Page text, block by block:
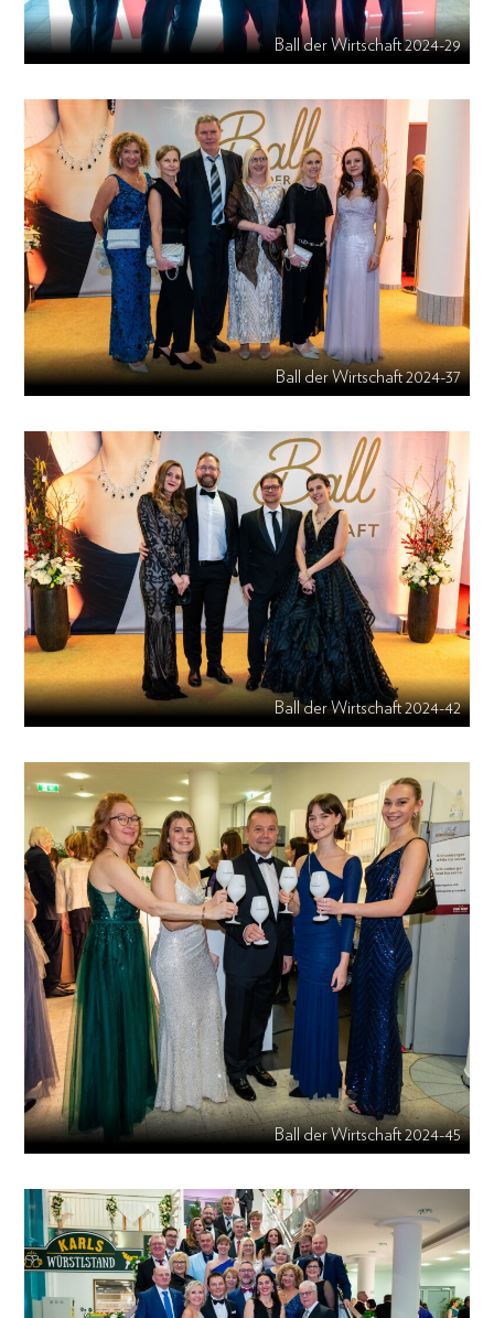
Ball der Wirtschaft 2024-29
Ball der Wirtschaft 2024-37
Ball der Wirtschaft 2024-42
Ball der Wirtschaft 2024-45